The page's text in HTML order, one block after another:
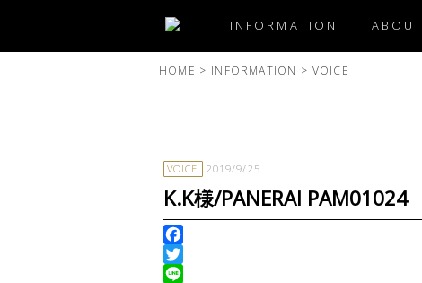
INFORMATION ABOUT
HOME > INFORMATION > VOICE
VOICE 2019/9/25
K.K様/PANERAI PAM01024
Facebook
Twitter